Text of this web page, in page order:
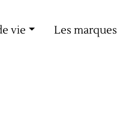
vie Les marques